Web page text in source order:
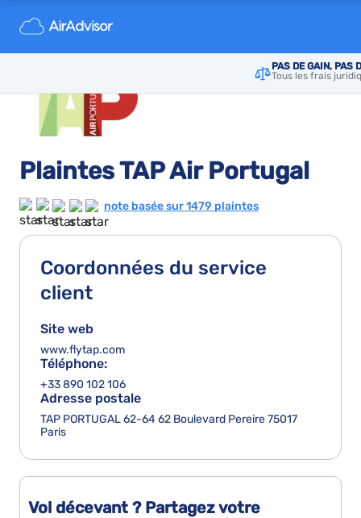
PAS DE GAIN, PAS
Tous les frais
Plaintes TAP Air Portugal
note basée sur 1479 plaintes
Vol décevant ? Partagez votre
Coordonnées du service
client
Site web
www.flytap.com
Téléphone:
+33 890 102 106
Adresse postale
TAP PORTUGAL 62-64 62 Boulevard Pereire 75017
Paris